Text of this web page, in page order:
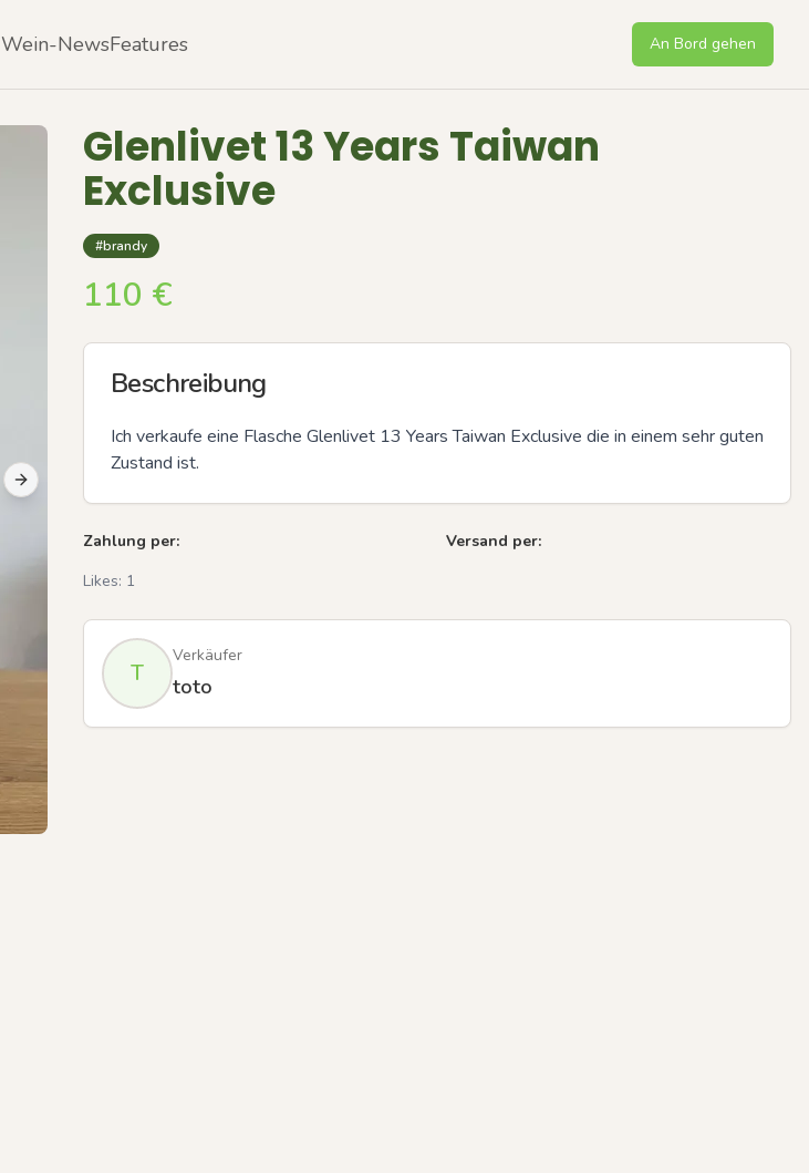
Wein-NewsFeatures An Bord gehen
Next slide
Glenlivet 13 Years Taiwan
Exclusive
#brandy
110 €
Beschreibung
Ich verkaufe eine Flasche Glenlivet 13 Years Taiwan Exclusive die in einem sehr guten
Zustand ist.
Zahlung per:
Versand per:
Likes: 1
T
Verkäufer
toto